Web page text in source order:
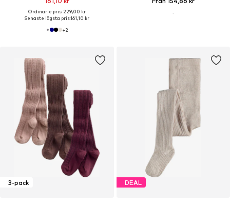
Ordinarie pris: 229,00 kr
Senaste lägsta pris:161,10 kr
+2
3-pack DEAL